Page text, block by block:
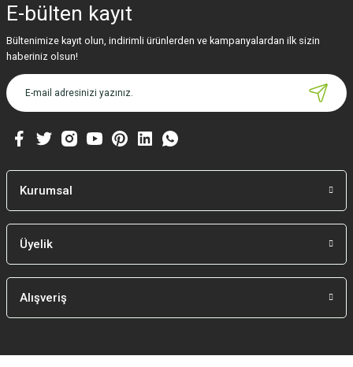
E-bülten kayıt
Bültenimize kayıt olun, indirimli ürünlerden ve kampanyalardan ilk sizin
haberiniz olsun!
Kurumsal
Üyelik
Alışveriş